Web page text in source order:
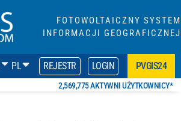
FOTOWOLTAICZNY SYSTEM
INFORMACJI GEOGRAFICZNEJ
PL REJESTR LOGIN PVGIS24
2,569,775 AKTYWNI UŻYTKOWNICY*